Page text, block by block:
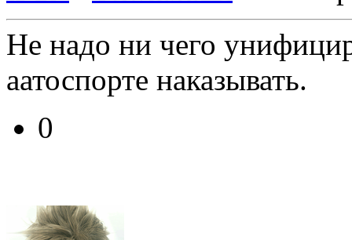
Не надо ни чего
аатоспорте наказывать.
0